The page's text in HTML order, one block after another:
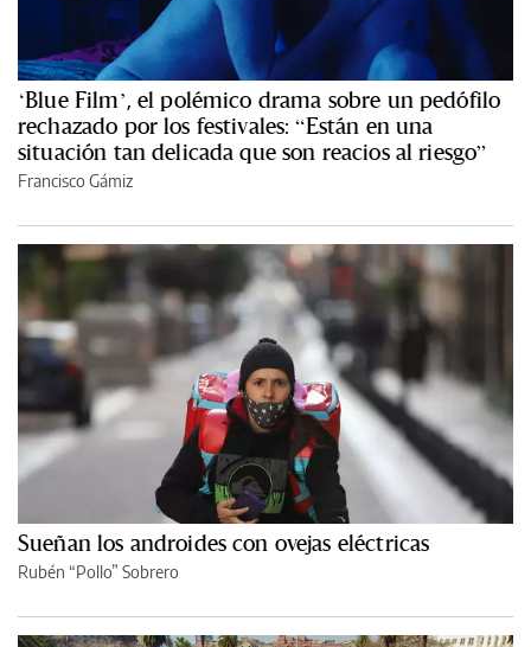
‘Blue Film’, el polémico drama sobre un pedófilo
rechazado por los festivales: “Están en una
situación tan delicada que son reacios al riesgo”
Francisco Gámiz
Sueñan los androides con ovejas eléctricas
Rubén “Pollo” Sobrero